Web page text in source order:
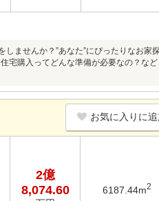
しませんか？”あなた”にぴったりなお
宅購入ってどんな準備が必要なの？な
お気に入りに追
2億
8,074.60
6187.44m2